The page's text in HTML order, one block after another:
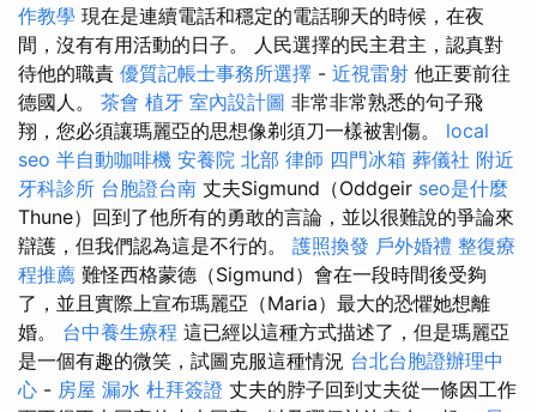
作教學 現在是連續電話和穩定的電話聊天的時候，在夜
間，沒有有用活動的日子。 人民選擇的民主君主，認真對
待他的職責 優質記帳士事務所選擇 - 近視雷射 他正要前往
德國人。 茶會 植牙 室內設計圖 非常非常熟悉的句子飛
翔，您必須讓瑪麗亞的思想像剃須刀一樣被割傷。 local
seo 半自動咖啡機 安養院 北部 律師 四門冰箱 葬儀社 附近
牙科診所 台胞證台南 丈夫Sigmund（Oddgeir seo是什麼
Thune）回到了他所有的勇敢的言論，並以很難說的爭論來
辯護，但我們認為這是不行的。 護照換發 戶外婚禮 整復療
程推薦 難怪西格蒙德（Sigmund）會在一段時間後受夠
了，並且實際上宣布瑪麗亞（Maria）最大的恐懼她想離
婚。 台中養生療程 這已經以這種方式描述了，但是瑪麗亞
是一個有趣的微笑，試圖克服這種情況 台北台胞證辦理中
心 - 房屋 漏水 杜拜簽證 丈夫的脖子回到丈夫從一條因工作